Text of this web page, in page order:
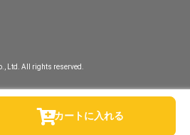
カートに入れる
Ltd. All rights reserved.